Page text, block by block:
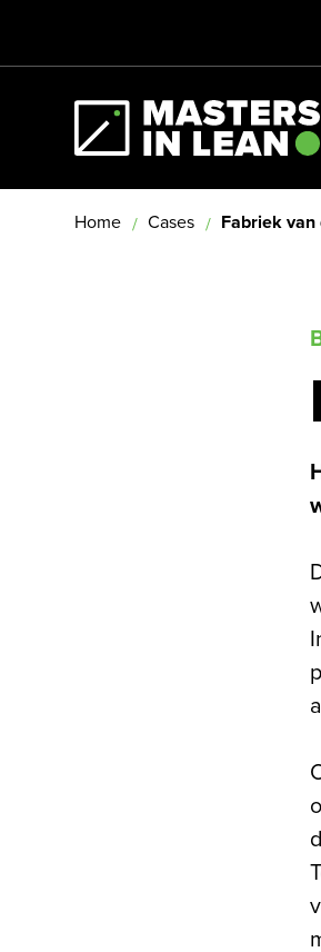
Home Cases Fabriek